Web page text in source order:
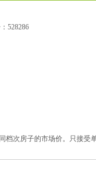
528286
次房子的市场价。只接